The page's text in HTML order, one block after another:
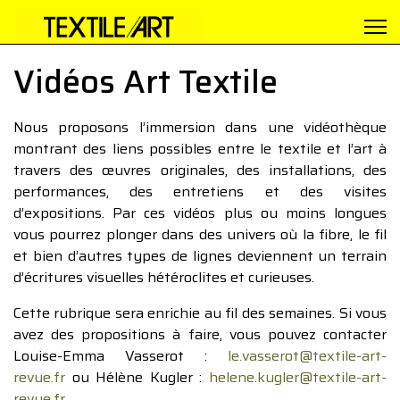
Vidéos Art Textile
Nous proposons l’immersion dans une vidéothèque
montrant des liens possibles entre le textile et l’art à
travers des œuvres originales, des installations, des
performances, des entretiens et des visites
d’expositions. Par ces vidéos plus ou moins longues
vous pourrez plonger dans des univers où la fibre, le fil
et bien d’autres types de lignes deviennent un terrain
d’écritures visuelles hétéroclites et curieuses.
Cette rubrique sera enrichie au fil des semaines. Si vous
avez des propositions à faire, vous pouvez contacter
Louise-Emma Vasserot : le.vasserot@textile-art-
revue.fr ou Hélène Kugler : helene.kugler@textile-art-